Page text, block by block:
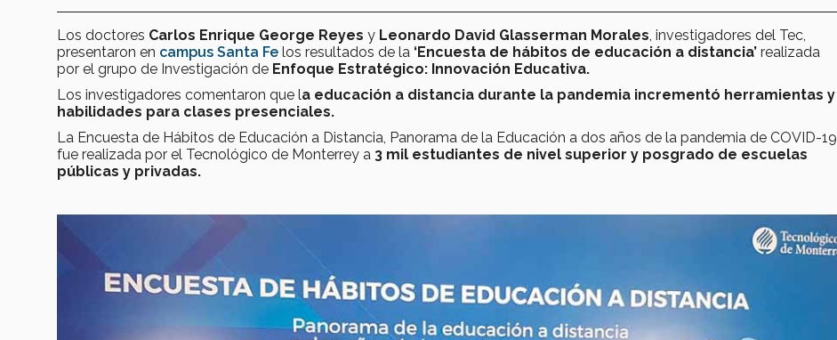
Los doctores Carlos Enrique George Reyes y Leonardo David Glasserman Morales , investigadores del Tec,
presentaron en campus Santa Fe los resultados de la ‘Encuesta de hábitos de educación a distancia’ realizada
por el grupo de Investigación de Enfoque Estratégico: Innovación Educativa.
Los investigadores comentaron que la educación a distancia durante la pandemia incrementó herramientas y
habilidades para clases presenciales.
La Encuesta de Hábitos de Educación a Distancia, Panorama de la Educación a dos años de la pandemia de COVID-19,
fue realizada por el Tecnológico de Monterrey a 3 mil estudiantes de nivel superior y posgrado de escuelas
públicas y privadas.